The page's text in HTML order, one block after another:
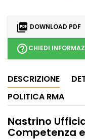
 DOWNLOAD PDF
help_outlineCHIEDI
DESCRIZIONE
POLITICA RMA
Nastrino
Competenza